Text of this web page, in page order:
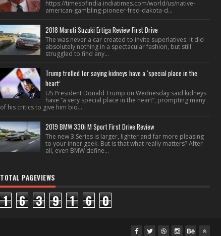
https://timesofindia.indiatimes.com/world/us/native-
american-gambling-pioneer-fred-dakota-d...
2018 Maruti Suzuki Ertiga Review First Drive
The was never a car created to invite superlatives. It did
absolutely nothing in a spectacular fashion, but still
struggled to find any...
Trump trolled for saying kidneys have a ‘special place in the
heart’
US President Donald Trump on Wednesday said kidneys
have “a very special place in the heart”, prompting many
of his critics to give him bio...
2019 BMW 330i M Sport First Drive Review
The new 3 Series is larger, lighter and far more pleasing
to your inner geek. But is that what really matters? After
all, even BMW define...
TOTAL PAGEVIEWS
1 6 3 9 1 6 0